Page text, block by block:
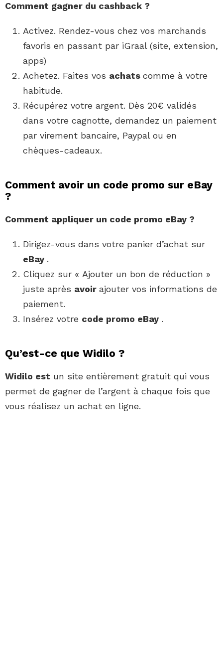
Comment gagner du cashback ?
Activez. Rendez-vous chez vos marchands
favoris en passant par iGraal (site, extension,
apps)
Achetez. Faites vos achats comme à votre
habitude.
Récupérez votre argent. Dès 20€ validés
dans votre cagnotte, demandez un paiement
par virement bancaire, Paypal ou en
chèques-cadeaux.
Comment avoir un code promo sur eBay
?
Comment appliquer un code promo eBay ?
Dirigez-vous dans votre panier d’achat sur
eBay .
Cliquez sur « Ajouter un bon de réduction »
juste après avoir ajouter vos informations de
paiement.
Insérez votre code promo eBay .
Qu’est-ce que Widilo ?
Widilo est un site entièrement gratuit qui vous
permet de gagner de l’argent à chaque fois que
vous réalisez un achat en ligne.